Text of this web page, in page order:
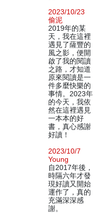
2023/10/23
偷泥
2019年的某
天，我在這裡
遇見了薩豐的
風之影，便開
啟了我的閱讀
之路，才知道
原來閱讀是一
件多麼快樂的
事情。2023年
的今天，我依
然在這裡遇見
一本本的好
書，真心感謝
好讀！
2023/10/7
Young
自2017年後，
時隔六年才發
現好讀又開始
運作了，真的
充滿深深感
謝。